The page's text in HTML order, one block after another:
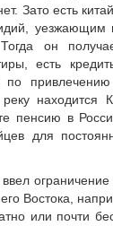
Зато есть
он
есть
по
пенсию в
для
Востока,
или почти